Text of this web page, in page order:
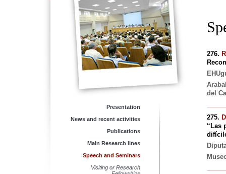
Presentation
News and recent activities
Publications
Main Research lines
Speech and Seminars
Visiting or Research
276.
del
275.
“Las